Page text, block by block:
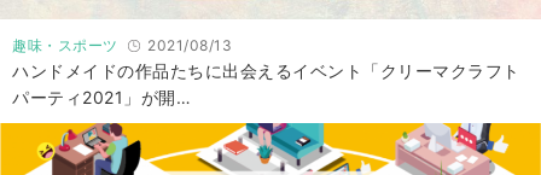
趣味・スポーツ 2021/08/13
ハンドメイドの作品たちに出会えるイベント「クリーマクラフト
パーティ2021」が開…